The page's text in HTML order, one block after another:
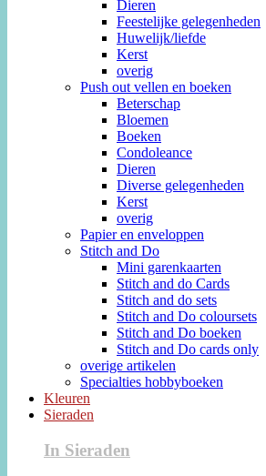
Dieren
Feestelijke gelegenheden
Huwelijk/liefde
Kerst
overig
Push out vellen en boeken
Beterschap
Bloemen
Boeken
Condoleance
Dieren
Diverse gelegenheden
Kerst
overig
Papier en enveloppen
Stitch and Do
Mini garenkaarten
Stitch and do Cards
Stitch and do sets
Stitch and Do coloursets
Stitch and Do boeken
Stitch and Do cards only
overige artikelen
Specialties hobbyboeken
Kleuren
Sieraden
In Sieraden